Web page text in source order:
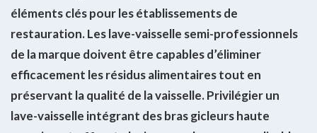
éléments clés pour les établissements de
restauration. Les lave-vaisselle semi-professionnels
de la marque doivent être capables d’éliminer
efficacement les résidus alimentaires tout en
préservant la qualité de la vaisselle. Privilégier un
lave-vaisselle intégrant des bras gicleurs haute